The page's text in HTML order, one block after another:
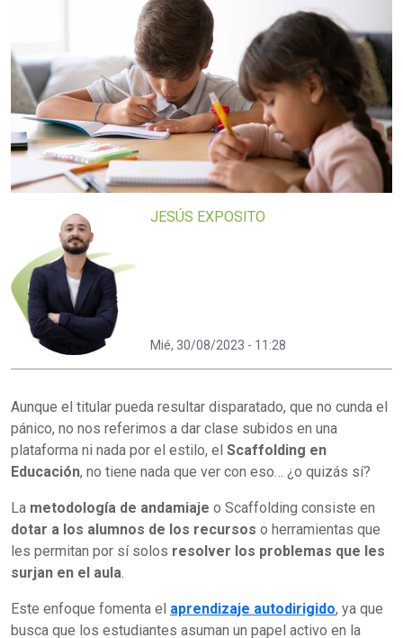
JESÚS EXPOSITO
Mié, 30/08/2023 - 11:28
Aunque el titular pueda resultar disparatado, que no cunda el
pánico, no nos referimos a dar clase subidos en una
plataforma ni nada por el estilo, el Scaffolding en
Educación, no tiene nada que ver con eso… ¿o quizás sí?
La metodología de andamiaje o Scaffolding consiste en
dotar a los alumnos de los recursos o herramientas que
les permitan por sí solos resolver los problemas que les
surjan en el aula.
Este enfoque fomenta el aprendizaje autodirigido, ya que
busca que los estudiantes asuman un papel activo en la